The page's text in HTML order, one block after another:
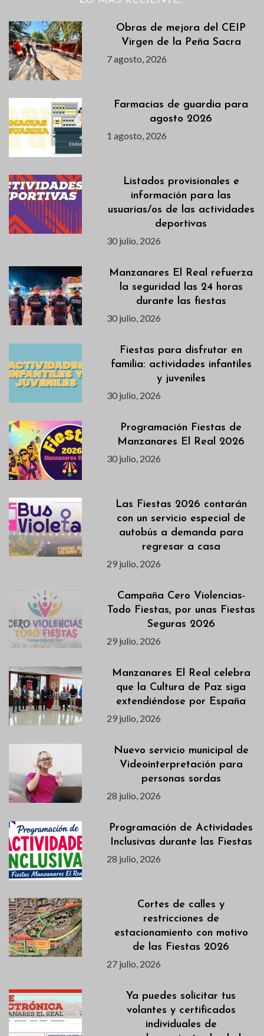
Obras de mejora del CEIP
Virgen de la Peña Sacra
7 agosto, 2026
Farmacias de guardia para
agosto 2026
1 agosto, 2026
Listados provisionales e
información para las
usuarias/os de las actividades
deportivas
30 julio, 2026
Manzanares El Real refuerza
la seguridad las 24 horas
durante las fiestas
30 julio, 2026
Fiestas para disfrutar en
familia: actividades infantiles
y juveniles
30 julio, 2026
Programación Fiestas de
Manzanares El Real 2026
30 julio, 2026
Las Fiestas 2026 contarán
con un servicio especial de
autobús a demanda para
regresar a casa
29 julio, 2026
Campaña Cero Violencias-
Todo Fiestas, por unas Fiestas
Seguras 2026
29 julio, 2026
Manzanares El Real celebra
que la Cultura de Paz siga
extendiéndose por España
29 julio, 2026
Nuevo servicio municipal de
Videointerpretación para
personas sordas
28 julio, 2026
Programación de Actividades
Inclusivas durante las Fiestas
28 julio, 2026
Cortes de calles y
restricciones de
estacionamiento con motivo
de las Fiestas 2026
27 julio, 2026
Ya puedes solicitar tus
volantes y certificados
individuales de